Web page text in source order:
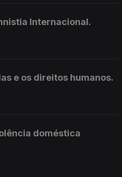
Internacional.
e os direitos humanos.
doméstica